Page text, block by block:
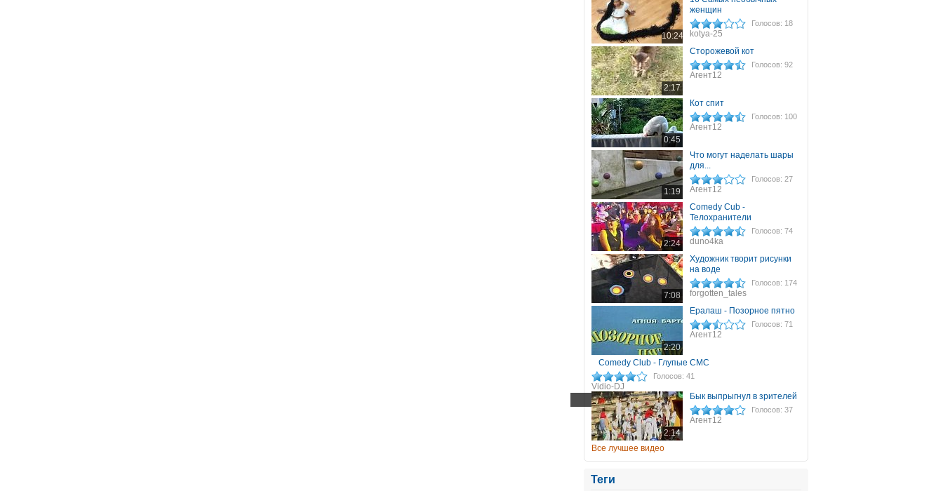
10:24
женщин
Голосов: 18
kotya-25
2:17
Сторожевой кот
Голосов: 92
Агент12
0:45
Кот спит
Голосов: 100
Агент12
1:19
Что могут наделать шары
для...
Голосов: 27
Агент12
2:24
Comedy Cub -
Телохранители
Голосов: 74
duno4ka
7:08
Художник творит рисунки
на воде
Голосов: 174
forgotten_tales
2:20
Ералаш - Позорное пятно
Голосов: 71
Агент12
Comedy Club - Глупые СМС
Голосов: 41
Vidio-DJ
2:14
Бык выпрыгнул в зрителей
Голосов: 37
Агент12
Все лучшее видео
Теги